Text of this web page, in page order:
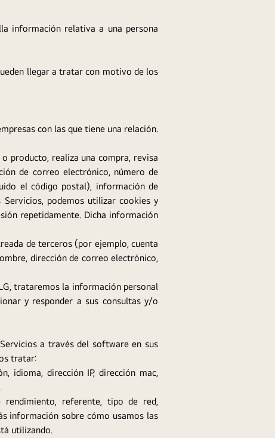
información relativa a una persona
llegar a tratar con motivo de los
con las que tiene una relación.
producto, realiza una compra, revisa
de correo electrónico, número de
el código postal), información de
podemos utilizar cookies y
repetidamente. Dicha información
de terceros (por ejemplo, cuenta
dirección de correo electrónico,
trataremos la información personal
y responder a sus consultas y/o
a través del software en sus
tratar:
idioma, dirección IP, dirección mac,
rendimiento, referente, tipo de red,
información sobre cómo usamos las
utilizando.